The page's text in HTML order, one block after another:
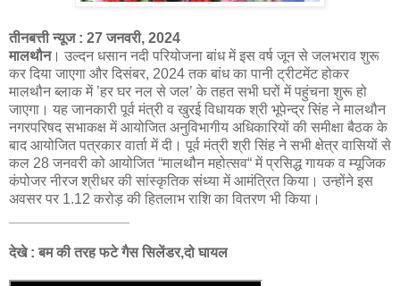
तीनबत्ती न्यूज : 27 जनवरी, 2024
मालथौन। उल्दन धसान नदी परियोजना बांध में इस वर्ष जून से जलभराव शुरू
कर दिया जाएगा और दिसंबर, 2024 तक बांध का पानी ट्रीटमेंट होकर
मालथौन ब्लाक में ’हर घर नल से जल’ के तहत सभी घरों में पहुंचना शुरू हो
जाएगा। यह जानकारी पूर्व मंत्री व खुरई विधायक श्री भूपेन्द्र सिंह ने मालथौन
नगरपरिषद सभाकक्ष में आयोजित अनुविभागीय अधिकारियों की समीक्षा बैठक के
बाद आयोजित पत्रकार वार्ता में दी। पूर्व मंत्री श्री सिंह ने सभी क्षेत्र वासियों से
कल 28 जनवरी को आयोजित “मालथौन महोत्सव“ में प्रसिद्ध गायक व म्यूजिक
कंपोजर नीरज श्रीधर की सांस्कृतिक संध्या में आमंत्रित किया। उन्होंने इस
अवसर पर 1.12 करोड़ की हितलाभ राशि का वितरण भी किया।
देखे : बम की तरह फटे गैस सिलेंडर,दो घायल